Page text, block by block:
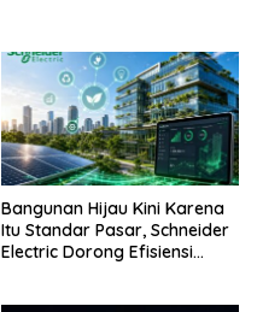
Bangunan Hijau Kini Karena
Itu Standar Pasar, Schneider
Electric Dorong Efisiensi